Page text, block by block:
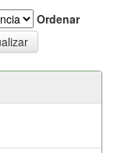
Ordenar